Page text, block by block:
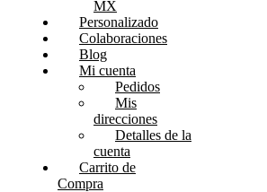
MX
Personalizado
Colaboraciones
Blog
Mi cuenta
Pedidos
Mis
direcciones
Detalles de la
cuenta
Carrito de
Compra